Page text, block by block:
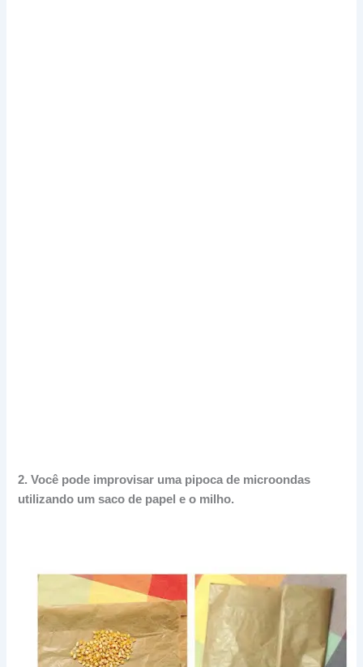
2.Você pode improvisar uma pipoca de microondas
utilizando um saco de papel e o milho.